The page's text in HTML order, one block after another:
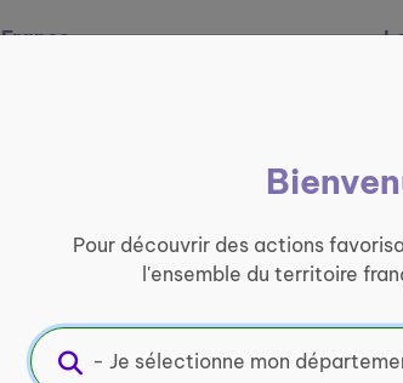
France
Pour découvrir des actions
l'ensemble du territoire